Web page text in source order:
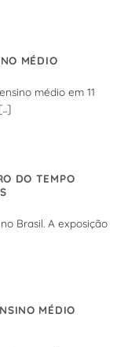
MÉDIO
médio em 11
DO TEMPO
Brasil. A exposição
MÉDIO